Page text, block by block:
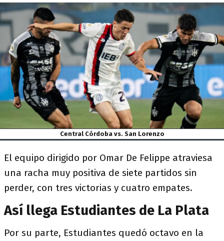
Central Córdoba vs. San Lorenzo
El equipo dirigido por Omar De Felippe atraviesa
una racha muy positiva de siete partidos sin
perder, con tres victorias y cuatro empates.
Así llega Estudiantes de La Plata
Por su parte, Estudiantes quedó octavo en la